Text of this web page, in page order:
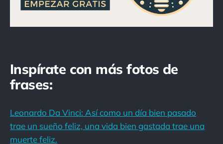
Inspírate con más fotos de
frases:
Leonardo Da Vinci: Así como un día bien pasado
trae un sueño feliz, una vida bien gastada trae una
muerte feliz.